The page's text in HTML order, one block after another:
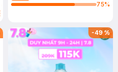
75%
-49%